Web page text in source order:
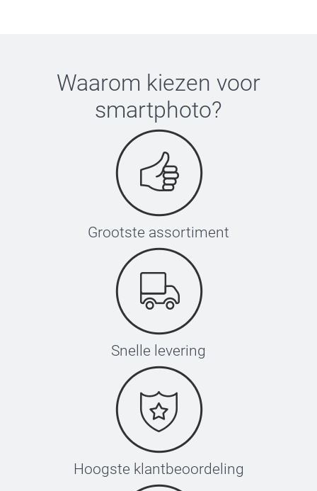
Waarom kiezen voor
smartphoto?
Grootste assortiment
Snelle levering
Hoogste klantbeoordeling